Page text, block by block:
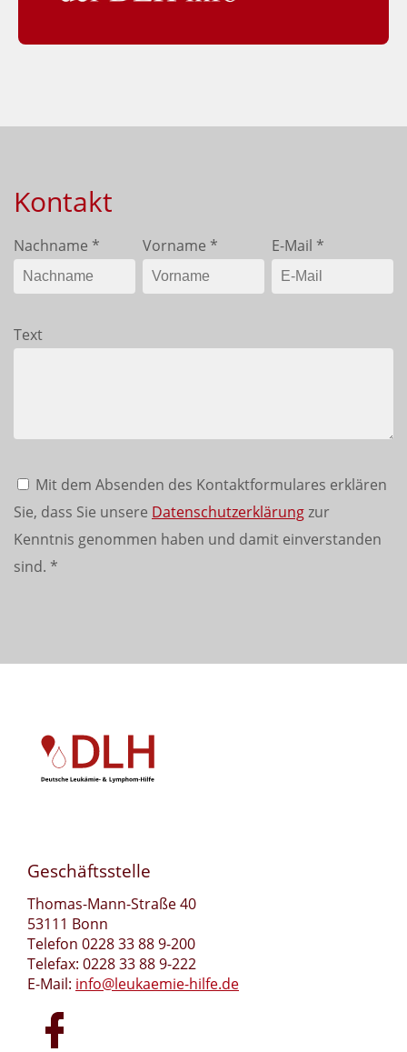
Kontakt
Nachname * Vorname * E-Mail *
Text
Mit dem Absenden des Kontaktformulares erklären
Sie, dass Sie unsere Datenschutzerklärungzur
Kenntnis genommen haben und damit einverstanden
sind. *
Geschäftsstelle
Thomas-Mann-Straße 40
53111 Bonn
Telefon 0228 33 88 9-200
Telefax: 0228 33 88 9-222
E-Mail: info@leukaemie-hilfe.de